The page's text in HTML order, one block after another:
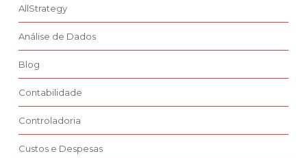
AllStrategy
Análise de Dados
Blog
Contabilidade
Controladoria
Custos e Despesas